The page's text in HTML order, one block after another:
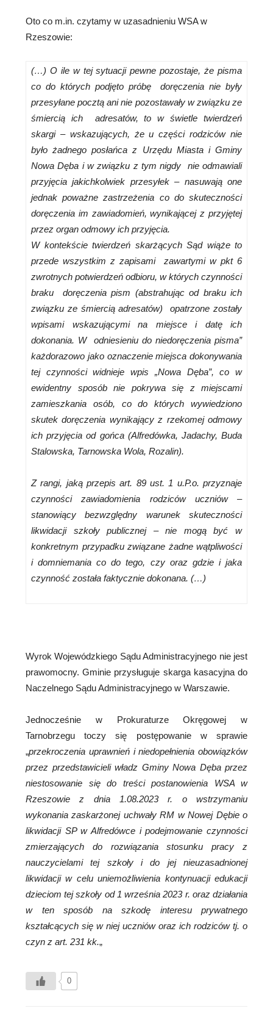
Oto co m.in. czytamy w uzasadnieniu WSA w
Rzeszowie:
(…) O ile w tej sytuacji pewne pozostaje, że pisma
co do których podjęto próbę doręczenia nie były
przesyłane pocztą ani nie pozostawały w związku ze
śmiercią ich adresatów, to w świetle twierdzeń
skargi – wskazujących, że u części rodziców nie
było żadnego posłańca z Urzędu Miasta i Gminy
Nowa Dęba i w związku z tym nigdy nie odmawiali
przyjęcia jakichkolwiek przesyłek – nasuwają one
jednak poważne zastrzeżenia co do skuteczności
doręczenia im zawiadomień, wynikającej z przyjętej
przez organ odmowy ich przyjęcia.
W kontekście twierdzeń skarżących Sąd wiąże to
przede wszystkim z zapisami zawartymi w pkt 6
zwrotnych potwierdzeń odbioru, w których czynności
braku doręczenia pism (abstrahując od braku ich
związku ze śmiercią adresatów) opatrzone zostały
wpisami wskazującymi na miejsce i datę ich
dokonania. W odniesieniu do niedoręczenia pisma”
każdorazowo jako oznaczenie miejsca dokonywania
tej czynności widnieje wpis „Nowa Dęba”, co w
ewidentny sposób nie pokrywa się z miejscami
zamieszkania osób, co do których wywiedziono
skutek doręczenia wynikający z rzekomej odmowy
ich przyjęcia od gońca (Alfredówka, Jadachy, Buda
Stalowska, Tarnowska Wola, Rozalin).
Z rangi, jaką przepis art. 89 ust. 1 u.P.o. przyznaje
czynności zawiadomienia rodziców uczniów –
stanowiący bezwzględny warunek skuteczności
likwidacji szkoły publicznej – nie mogą być w
konkretnym przypadku związane żadne wątpliwości
i domniemania co do tego, czy oraz gdzie i jaka
czynność została faktycznie dokonana. (…)
Wyrok Wojewódzkiego Sądu Administracyjnego nie jest
prawomocny. Gminie przysługuje skarga kasacyjna do
Naczelnego Sądu Administracyjnego w Warszawie.
Jednocześnie w Prokuraturze Okręgowej w
Tarnobrzegu toczy się postępowanie w sprawie
„przekroczenia uprawnień i niedopełnienia obowiązków
przez przedstawicieli władz Gminy Nowa Dęba przez
niestosowanie się do treści postanowienia WSA w
Rzeszowie z dnia 1.08.2023 r. o wstrzymaniu
wykonania zaskarżonej uchwały RM w Nowej Dębie o
likwidacji SP w Alfredówce i podejmowanie czynności
zmierzających do rozwiązania stosunku pracy z
nauczycielami tej szkoły i do jej nieuzasadnionej
likwidacji w celu uniemożliwienia kontynuacji edukacji
dzieciom tej szkoły od 1 września 2023 r. oraz działania
w ten sposób na szkodę interesu prywatnego
kształcących się w niej uczniów oraz ich rodziców tj. o
czyn z art. 231 kk.„
0